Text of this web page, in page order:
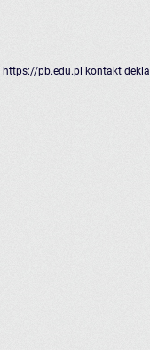
https://pb.edu.pl kontakt